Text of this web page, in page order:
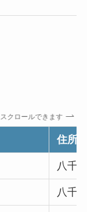
スクロールできます
住所
八千
八千